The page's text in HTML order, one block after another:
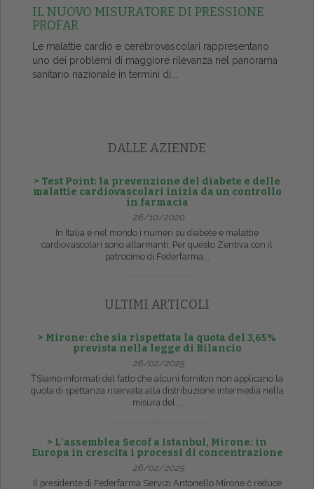
IL NUOVO MISURATORE DI PRESSIONE
PROFAR
Le malattie cardio e cerebrovascolari rappresentano
uno dei problemi di maggiore rilevanza nel panorama
sanitario nazionale in termini di...
DALLE AZIENDE
> Test Point: la prevenzione del diabete e delle
malattie cardiovascolari inizia da un controllo
in farmacia
26/10/2020
In Italia e nel mondo i numeri su diabete e malattie
cardiovascolari sono allarmanti. Per questo Zentiva con il
patrocinio di Federfarma...
ULTIMI ARTICOLI
> Mirone: che sia rispettata la quota del 3,65%
prevista nella legge di Bilancio
26/02/2025
ŤSiamo informati del fatto che alcuni fornitori non applicano la
quota di spettanza riservata alla distribuzione intermedia nella
misura del...
> L’assemblea Secof a Istanbul, Mirone: in
Europa in crescita i processi di concentrazione
26/02/2025
Il presidente di Federfarma Servizi Antonello Mirone č reduce